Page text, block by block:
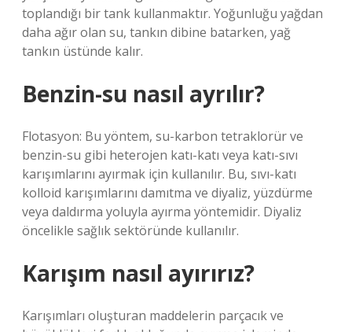
toplandığı bir tank kullanmaktır. Yoğunluğu yağdan
daha ağır olan su, tankın dibine batarken, yağ
tankın üstünde kalır.
Benzin-su nasıl ayrılır?
Flotasyon: Bu yöntem, su-karbon tetraklorür ve
benzin-su gibi heterojen katı-katı veya katı-sıvı
karışımlarını ayırmak için kullanılır. Bu, sıvı-katı
kolloid karışımlarını damıtma ve diyaliz, yüzdürme
veya daldırma yoluyla ayırma yöntemidir. Diyaliz
öncelikle sağlık sektöründe kullanılır.
Karışım nasıl ayırırız?
Karışımları oluşturan maddelerin parçacık ve